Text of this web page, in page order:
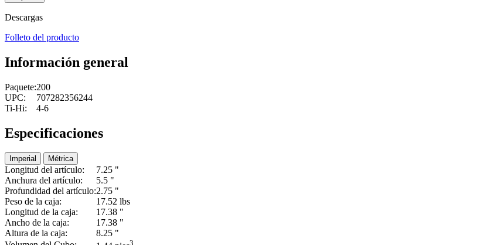
Descargas
Folleto del producto
Información general
Paquete:200
UPC:
707282356244
Ti-Hi:
4-6
Especificaciones
Imperial Métrica
Longitud del artículo:
7.25 "
Anchura del artículo:
5.5 "
Profundidad del artículo:2.75 "
Peso de la caja:
17.52 lbs
Longitud de la caja:
17.38 "
Ancho de la caja:
17.38 "
Altura de la caja:
8.25 "
3